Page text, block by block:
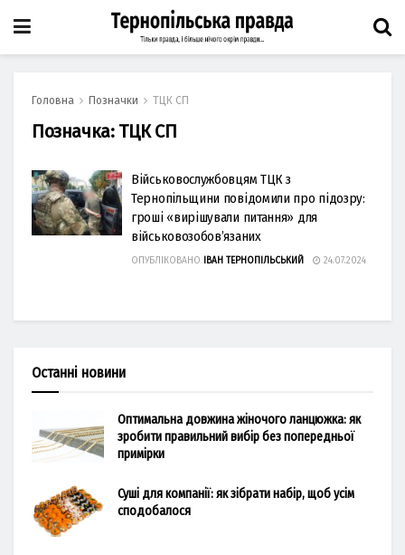
Головна Позначки ТЦК СП
Позначка: ТЦК СП
Військовослужбовцям ТЦК з
Тернопільщини повідомили про підозру:
гроші «вирішували питання» для
військовозобов’язаних
ОПУБЛІКОВАНО ІВАН ТЕРНОПІЛЬСЬКИЙ 24.07.2024
Останні новини
Оптимальна довжина жіночого ланцюжка: як
зробити правильний вибір без попередньої
примірки
Суші для компанії: як зібрати набір, щоб усім
сподобалося